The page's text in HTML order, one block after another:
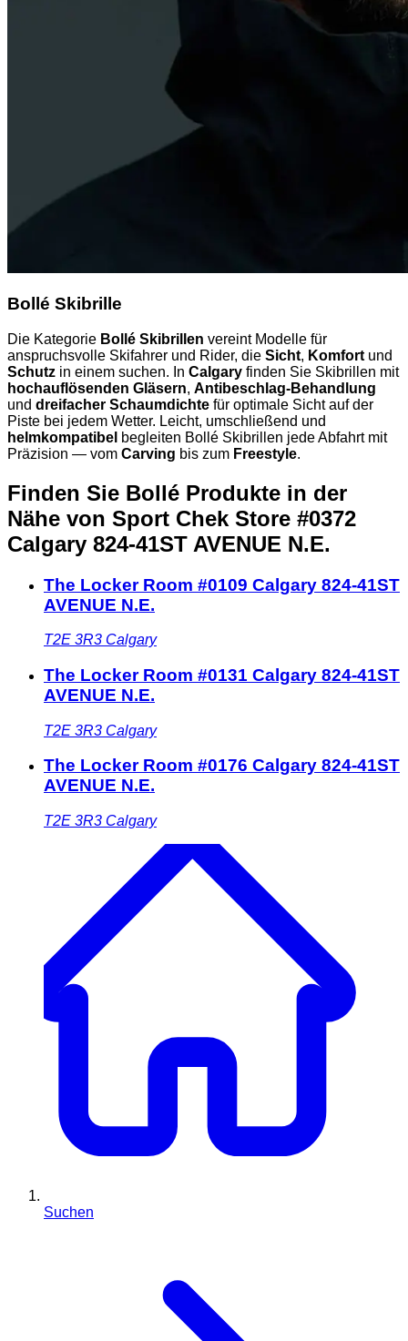
Bollé Skibrille
Die Kategorie Bollé Skibrillen vereint Modelle für
anspruchsvolle Skifahrer und Rider, die Sicht, Komfort und
Schutz in einem suchen. In Calgary finden Sie Skibrillen mit
hochauflösenden Gläsern, Antibeschlag-Behandlung
und dreifacher Schaumdichte für optimale Sicht auf der
Piste bei jedem Wetter. Leicht, umschließend und
helmkompatibel begleiten Bollé Skibrillen jede Abfahrt mit
Präzision — vom Carving bis zum Freestyle.
Finden Sie Bollé Produkte in der
Nähe von Sport Chek Store #0372
Calgary 824-41ST AVENUE N.E.
The Locker Room #0109 Calgary 824-41ST
AVENUE N.E.
T2E 3R3 Calgary
The Locker Room #0131 Calgary 824-41ST
AVENUE N.E.
T2E 3R3 Calgary
The Locker Room #0176 Calgary 824-41ST
AVENUE N.E.
T2E 3R3 Calgary
Suchen